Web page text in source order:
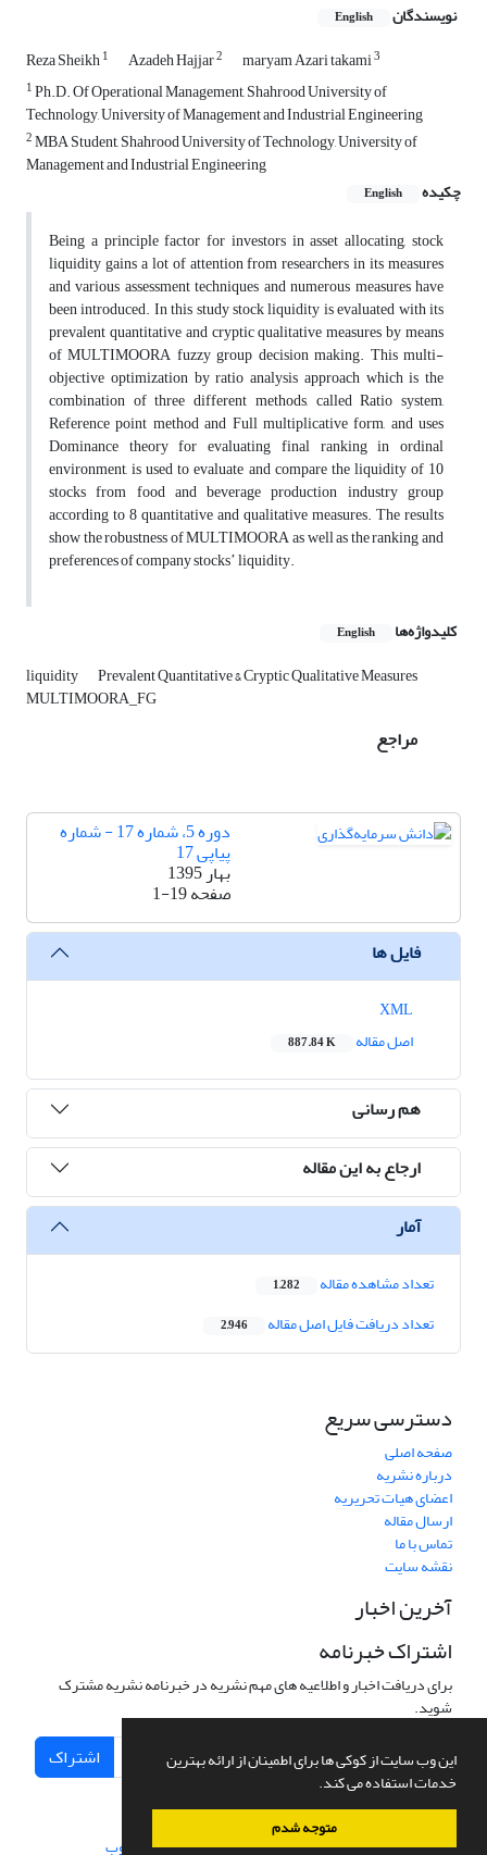
این وب سایت از کوکی ها برای اطمینان از ارائه بهترین
خدمات استفاده می کند.
متوجه شدم
نویسندگان English
Reza Sheikh1 Azadeh Hajjar2 maryam Azari takami3
1Ph.D. Of Operational Management, Shahrood University of
Technology, University of Management and Industrial Engineering
2MBA Student, Shahrood University of Technology, University of
Management and Industrial Engineering
چکیده
English
Being a principle factor for investors in asset allocating, stock
liquidity gains a lot of attention from researchers in its measures
and various assessment techniques and numerous measures have
been introduced. In this study stock liquidity is evaluated with its
prevalent quantitative and cryptic qualitative measures by means
of MULTIMOORA fuzzy group decision making. This multi-
objective optimization by ratio analysis approach which is the
combination of three different methods, called Ratio system,
Reference point method and Full multiplicative form, and uses
Dominance theory for evaluating final ranking in ordinal
environment, is used to evaluate and compare the liquidity of 10
stocks from food and beverage production industry group
according to 8 quantitative and qualitative measures. The results
show the robustness of MULTIMOORA as well as the ranking and
preferences of company stocksʼ liquidity.
کلیدواژه‌ها English
liquidity Prevalent Quantitative & Cryptic Qualitative Measures
MULTIMOORA_FG
مراجع
دوره 5، شماره 17 - شماره
پیاپی 17
بهار 1395
صفحه1-19
فایل ها
اصل مقاله
887.84 K
هم رسانی
ارجاع به این مقاله
آمار
تعداد مشاهده مقاله 1,282
تعداد دریافت فایل اصل مقاله 2,946
دسترسی سریع
صفحه اصلی
درباره نشریه
اعضای هیات تحریریه
ارسال مقاله
تماس با ما
نقشه سایت
آخرین اخبار
اشتراک خبرنامه
برای دریافت اخبار و اطلاعیه های مهم نشریه در خبرنامه نشریه مشترک
شوید.
اشتراک
سامانه مدیریت نشریات علمی.طراحی و پیاده سازی از سیناوب